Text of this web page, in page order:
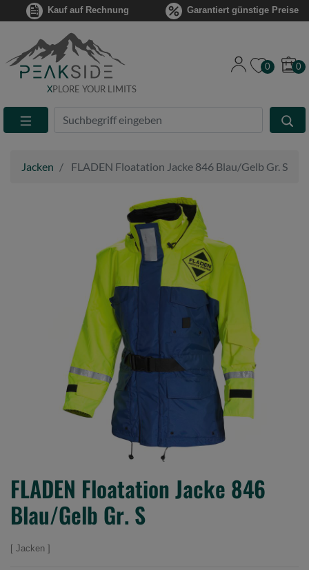
Kauf auf Rechnung Garantiert günstige Preise
XPLORE YOUR LIMITS
Suche
Eingabefeld
0 0
Jacken FLADEN Floatation Jacke 846 Blau/Gelb Gr. S
FLADEN Floatation Jacke 846
Blau/Gelb Gr. S
Jacken